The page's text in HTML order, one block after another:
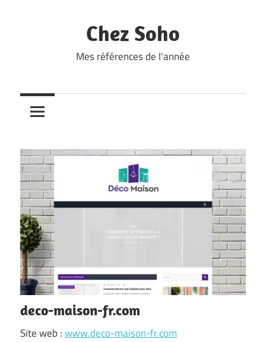
Chez Soho
Mes références de l'année
deco-maison-fr.com
Site web :www.deco-maison-fr.com